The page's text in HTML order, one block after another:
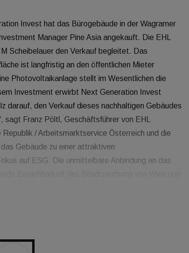
Invest hat das Bürogebäude in der Wagramer
Manager Pine Asia angekauft. Die EHL
Scheibelauer den Verkauf begleitet. Das
ist langfristig an den öffentlichen Mieter
Photovoltaikanlage stellt im Wesentlichen die
Investment erwirbt Next Generation Invest
darauf, den Verkauf dieses nachhaltigen Gebäudes
Franz Pöltl, Geschäftsführer von EHL
/ Arbeitsmarktservice Österreich und die
Gebäude zu einer attraktiven
auf ESG. Die unmittelbare Anbindung an das
für die außerordentlich gute Zusammenarbeit", so